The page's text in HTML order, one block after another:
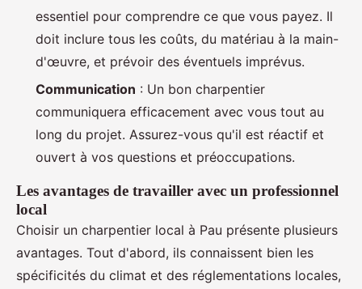
essentiel pour comprendre ce que vous payez. Il
doit inclure tous les coûts, du matériau à la main-
d'œuvre, et prévoir des éventuels imprévus.
Communication : Un bon charpentier
communiquera efficacement avec vous tout au
long du projet. Assurez-vous qu'il est réactif et
ouvert à vos questions et préoccupations.
Les avantages de travailler avec un professionnel
local
Choisir un charpentier local à Pau présente plusieurs
avantages. Tout d'abord, ils connaissent bien les
spécificités du climat et des réglementations locales,